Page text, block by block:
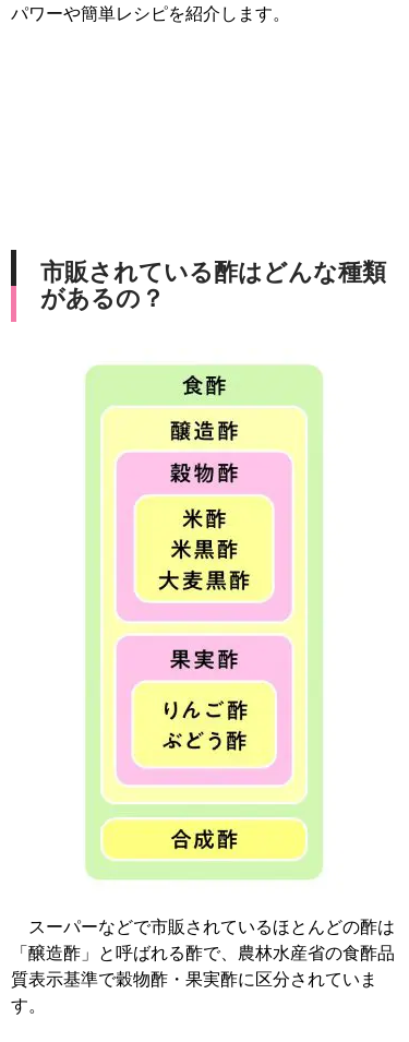
パワーや簡単レシピを紹介します。
市販されている酢はどんな種類
があるの？
スーパーなどで市販されているほとんどの酢は
「醸造酢」と呼ばれる酢で、農林水産省の食酢品
質表示基準で穀物酢・果実酢に区分されていま
す。